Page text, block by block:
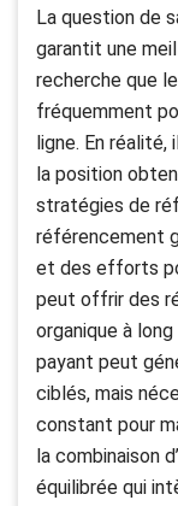
La question de
garantit une
recherche que
fréquemment
ligne. En réalité,
la position
stratégies de
référencement
et des efforts
peut offrir des
organique à
payant peut
ciblés, mais
constant pour
la combinaison
équilibrée qui